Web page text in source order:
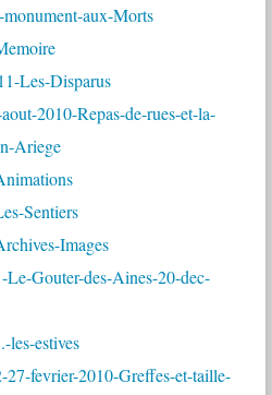
monument-aux-Morts
Les-Disparus
2010-Repas-de-rues-et-la-
Ariege
Sentiers
Images
Gouter-des-Aines-20-dec-
les-estives
fevrier-2010-Greffes-et-taille-